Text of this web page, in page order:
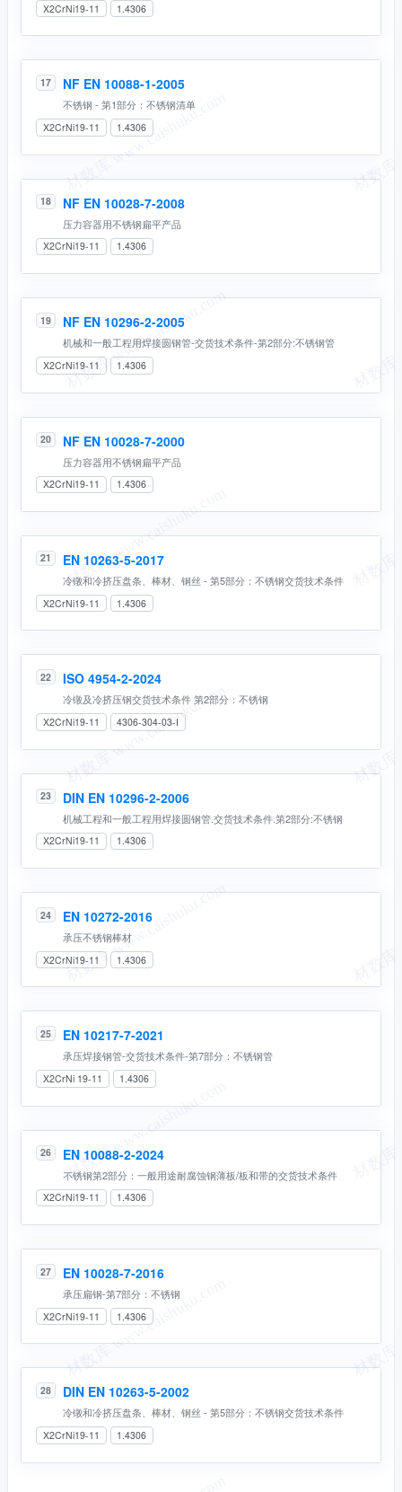
X2CrNi19-11 1.4306
17 NF EN 10088-1-2005
不锈钢 - 第1部分：不锈钢清单
X2CrNi19-11 1.4306
18 NF EN 10028-7-2008
压力容器用不锈钢扁平产品
X2CrNi19-11 1.4306
19 NF EN 10296-2-2005
机械和一般工程用焊接圆钢管-交货技术条件-第2部分:不锈钢管
X2CrNi19-11 1.4306
20 NF EN 10028-7-2000
压力容器用不锈钢扁平产品
X2CrNi19-11 1.4306
21 EN 10263-5-2017
冷镦和冷挤压盘条、棒材、钢丝 - 第5部分：不锈钢交货技术条件
X2CrNi19-11 1.4306
22 ISO 4954-2-2024
冷镦及冷挤压钢交货技术条件 第2部分：不锈钢
X2CrNi19-11 4306-304-03-I
23 DIN EN 10296-2-2006
机械工程和一般工程用焊接圆钢管.交货技术条件.第2部分:不锈钢
X2CrNi19-11 1.4306
24 EN 10272-2016
承压不锈钢棒材
X2CrNi19-11 1.4306
25 EN 10217-7-2021
承压焊接钢管-交货技术条件-第7部分：不锈钢管
X2CrNi 19-11 1.4306
26 EN 10088-2-2024
不锈钢第2部分：一般⽤途耐腐蚀钢薄板/板和带的交货技术条件
X2CrNi19-11 1.4306
27 EN 10028-7-2016
承压扁钢-第7部分：不锈钢
X2CrNi19-11 1.4306
28 DIN EN 10263-5-2002
冷镦和冷挤压盘条、棒材、钢丝 - 第5部分：不锈钢交货技术条件
X2CrNi19-11 1.4306